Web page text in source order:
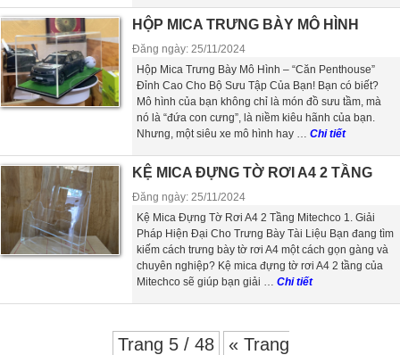
HỘP MICA TRƯNG BÀY MÔ HÌNH
Đăng ngày: 25/11/2024
Hộp Mica Trưng Bày Mô Hình – “Căn Penthouse”
Đỉnh Cao Cho Bộ Sưu Tập Của Bạn! Bạn có biết?
Mô hình của bạn không chỉ là món đồ sưu tầm, mà
nó là “đứa con cưng”, là niềm kiêu hãnh của bạn.
Nhưng, một siêu xe mô hình hay … Chi tiết
KỆ MICA ĐỰNG TỜ RƠI A4 2 TẦNG
Đăng ngày: 25/11/2024
Kệ Mica Đựng Tờ Rơi A4 2 Tầng Mitechco 1. Giải
Pháp Hiện Đại Cho Trưng Bày Tài Liệu Bạn đang tìm
kiếm cách trưng bày tờ rơi A4 một cách gọn gàng và
chuyên nghiệp? Kệ mica đựng tờ rơi A4 2 tầng của
Mitechco sẽ giúp bạn giải … Chi tiết
Trang 5 / 48
« Trang